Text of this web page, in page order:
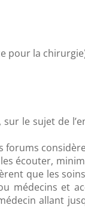
pour la
le sujet de
écouter,
que les
médecins et
allant